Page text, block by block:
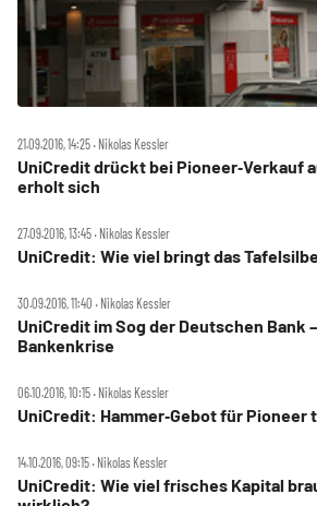
21.09.2016, 14:25 ‧ Nikolas Kessler
UniCredit drückt bei Pioneer‑Verkauf
erholt sich
27.09.2016, 13:45 ‧ Nikolas Kessler
UniCredit: Wie viel bringt das
30.09.2016, 11:40 ‧ Nikolas Kessler
UniCredit im Sog der Deutschen Bank
Bankenkrise
06.10.2016, 10:15 ‧ Nikolas Kessler
UniCredit: Hammer‑Gebot für Pioneer
14.10.2016, 09:15 ‧ Nikolas Kessler
UniCredit: Wie viel frisches Kapital